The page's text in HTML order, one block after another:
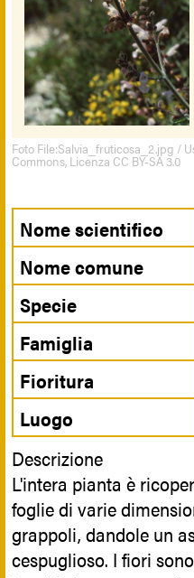
Foto File:Salvia_fruticosa_2.jpg /
Commons, Licenza CC BY-SA 3.0
Nome scientifico
Nome comune
Specie
Famiglia
Fioritura
Luogo
Descrizione
L'intera pianta è
foglie di varie
grappoli, dandole un
cespuglioso. I fiori